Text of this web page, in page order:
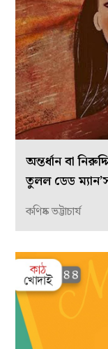
অন্তর্ধান বা
তুলল ডেড
কণিষ্ক ভট্টাচার্য